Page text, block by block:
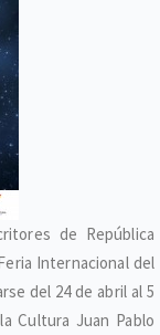
de República
Internacional del
del 24 de abril al 5
Cultura Juan Pablo